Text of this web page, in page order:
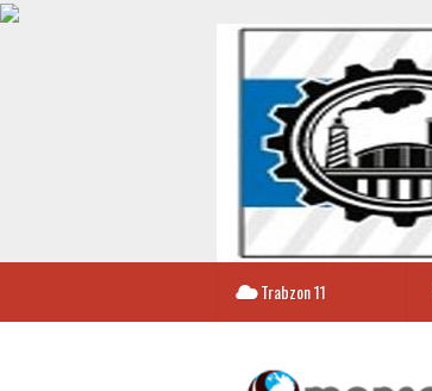
Trabzon11